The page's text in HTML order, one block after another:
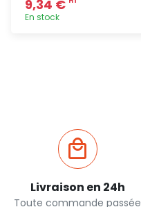
9,34 €
En stock
Livraison en 24h
Toute commande passée